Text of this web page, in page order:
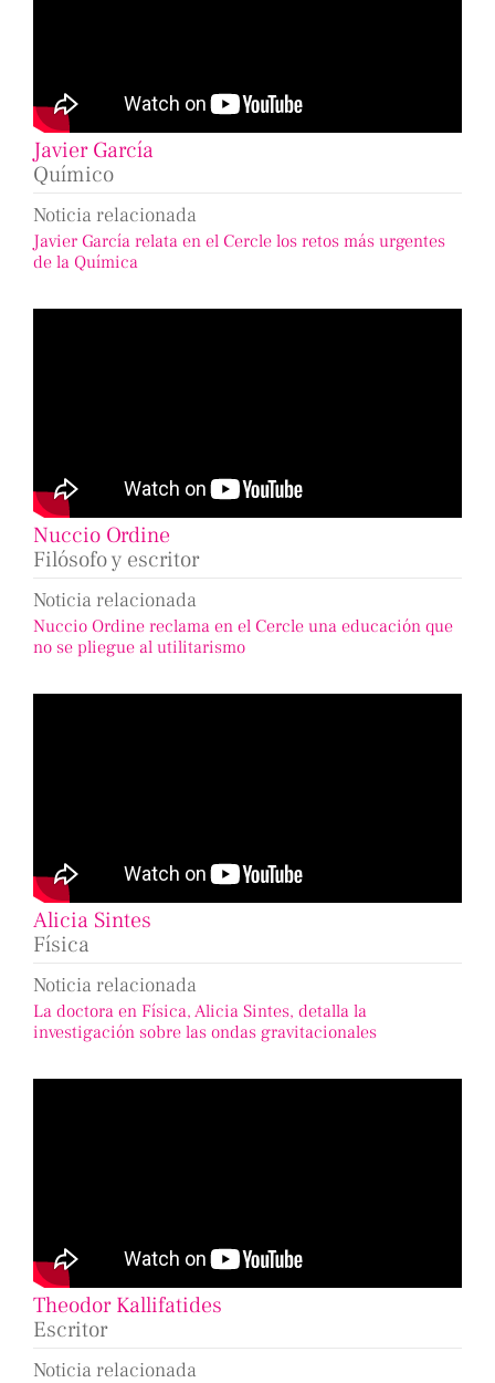
Javier García
Químico
Noticia relacionada
Javier García relata en el Cercle los retos más urgentes
de la Química
Nuccio Ordine
Filósofo y escritor
Noticia relacionada
Nuccio Ordine reclama en el Cercle una educación que
no se pliegue al utilitarismo
Alicia Sintes
Física
Noticia relacionada
La doctora en Física, Alicia Sintes, detalla la
investigación sobre las ondas gravitacionales
Theodor Kallifatides
Escritor
Noticia relacionada